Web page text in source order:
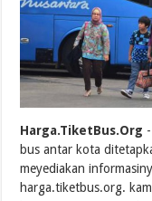
Harga.TiketBus.Org
bus antar kota
meyediakan
harga.tiketbus.org.